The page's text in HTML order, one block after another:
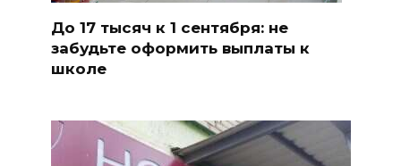
До 17 тысяч к 1 сентября: не
забудьте оформить выплаты к
школе